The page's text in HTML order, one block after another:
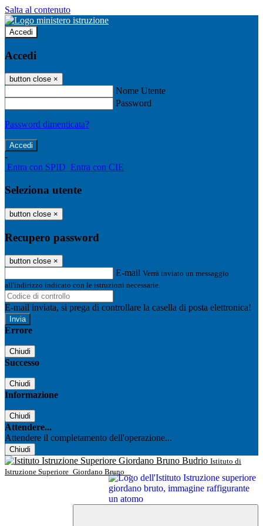
Salta al contenuto
Accedi
Accedi
button close ×
Nome Utente
Password
Password dimenticata?
-
Entra con SPID Entra con CIE
Seleziona utente
button close ×
Recupero password
button close ×
E-mail Verrà inviato un messaggio
all'indirizzo indicato con le istruzioni necessarie.
E-mail inviata, si prega di controllare la casella di posta elettronica!
Errore
Chiudi
Successo
Chiudi
Informazione
Chiudi
Attendere...
Attendere il completamento dell'operazione...
Chiudi
Istituto di
Istruzione Superiore Giordano Bruno